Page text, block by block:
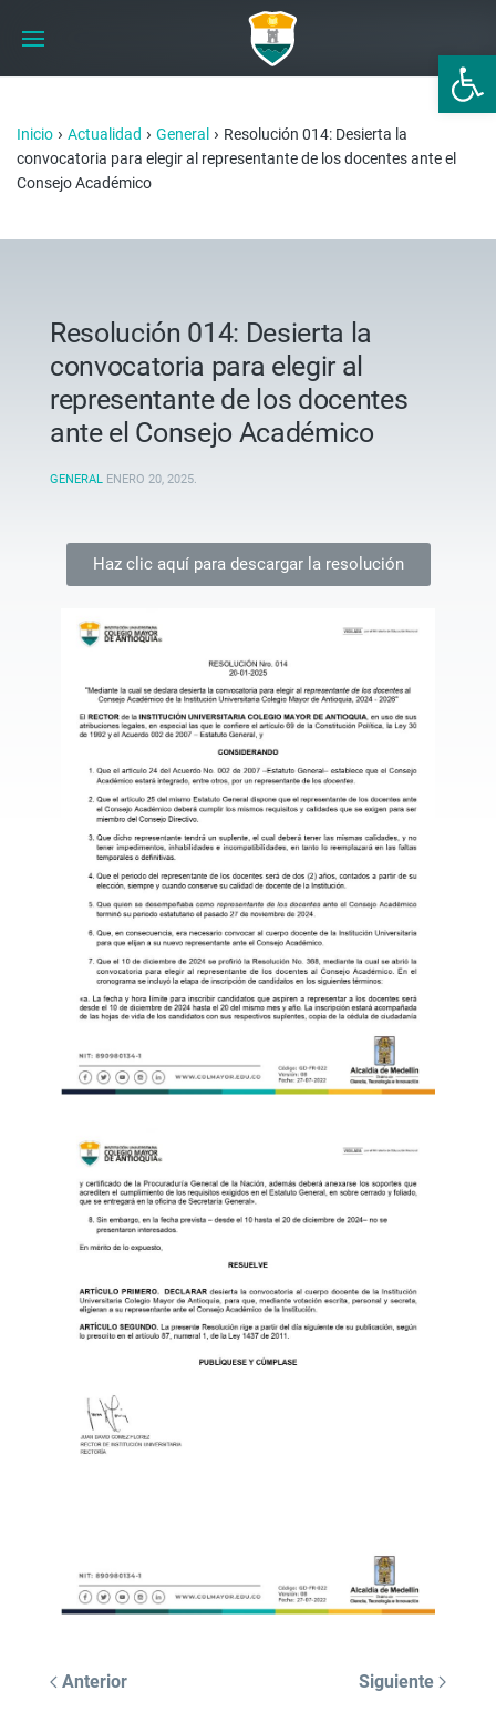
Abrir
Inicio › Actualidad › General › Resolución 014: Desierta la
convocatoria para elegir al representante de los docentes ante el
Consejo Académico
Resolución 014: Desierta la
convocatoria para elegir al
representante de los docentes
ante el Consejo Académico
GENERAL ENERO 20, 2025.
Haz clic aquí para descargar la resolución
Anterior Siguiente